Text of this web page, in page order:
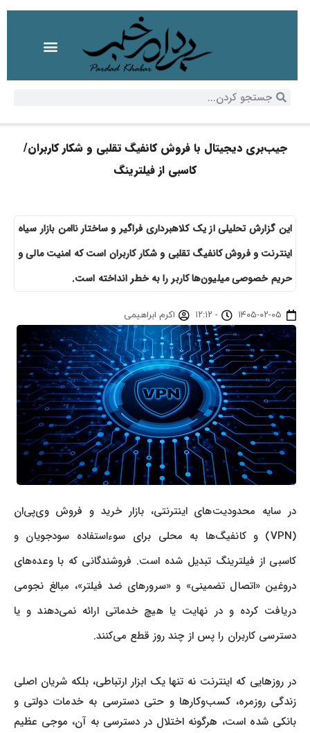
جیب‌بری دیجیتال با فروش کانفیگ‌ تقلبی و شکار کاربران/
کاسبی از فیلترینگ
این گزارش تحلیلی از یک کلاهبرداری فراگیر و ساختار ناامن بازار سیاه
اینترنت و فروش کانفیگ‌ تقلبی و شکار کاربران است که امنیت مالی و
حریم خصوصی میلیون‌ها کاربر را به خطر انداخته است.
۱۴۰۵-۰۲-۰۵ - ۱۲:۱۲ اکرم ابراهیمی
در سایه محدودیت‌های اینترنتی، بازار خرید و فروش وی‌پی‌ان
(VPN) و کانفیگ‌ها به محلی برای سوءاستفاده سودجویان و
کاسبی از فیلترینگ تبدیل شده است. فروشندگانی که با وعده‌های
دروغین «اتصال تضمینی» و «سرورهای ضد فیلتر»، مبالغ نجومی
دریافت کرده و در نهایت یا هیچ خدماتی ارائه نمی‌دهند و یا
دسترسی کاربران را پس از چند روز قطع می‌کنند.
در روزهایی که اینترنت نه تنها یک ابزار ارتباطی، بلکه شریان اصلی
زندگی روزمره، کسب‌وکارها و حتی دسترسی به خدمات دولتی و
بانکی شده است، هرگونه اختلال در دسترسی به آن، موجی عظیم